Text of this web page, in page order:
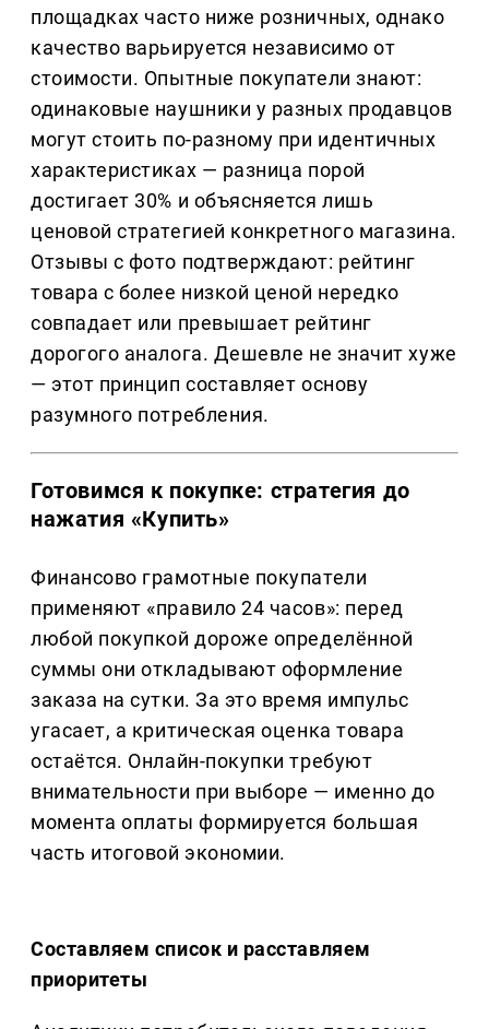
площадках часто ниже розничных, однако
качество варьируется независимо от
стоимости. Опытные покупатели знают:
одинаковые наушники у разных продавцов
могут стоить по-разному при идентичных
характеристиках — разница порой
достигает 30% и объясняется лишь
ценовой стратегией конкретного магазина.
Отзывы с фото подтверждают: рейтинг
товара с более низкой ценой нередко
совпадает или превышает рейтинг
дорогого аналога. Дешевле не значит хуже
— этот принцип составляет основу
разумного потребления.
Готовимся к покупке: стратегия до
нажатия «Купить»
Финансово грамотные покупатели
применяют «правило 24 часов»: перед
любой покупкой дороже определённой
суммы они откладывают оформление
заказа на сутки. За это время импульс
угасает, а критическая оценка товара
остаётся. Онлайн-покупки требуют
внимательности при выборе — именно до
момента оплаты формируется большая
часть итоговой экономии.
Составляем список и расставляем
приоритеты